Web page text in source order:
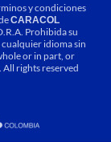
y condiciones
CARACOL
Prohibida su
idioma sin
or in part, or
rights reserved